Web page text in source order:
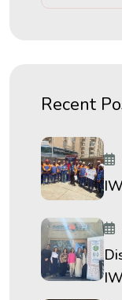
Recent